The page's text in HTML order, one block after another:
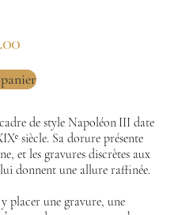
de style Napoléon III date
siècle. Sa dorure présente
et les gravures discrètes aux
donnent une allure raffinée.
placer une gravure, une